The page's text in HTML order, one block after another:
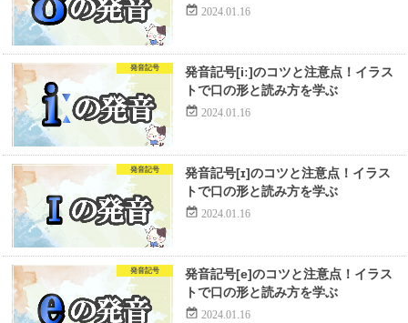
2024.01.16
発音記号
発音記号[iː]のコツと注意点！イラス
トで口の形と読み方を学ぶ
2024.01.16
発音記号
発音記号[ɪ]のコツと注意点！イラス
トで口の形と読み方を学ぶ
2024.01.16
発音記号
発音記号[e]のコツと注意点！イラス
トで口の形と読み方を学ぶ
2024.01.16